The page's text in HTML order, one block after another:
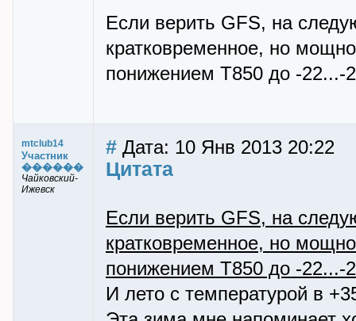
Если верить GFS, на
кратковременное, но
понижением Т850 до -22...-
mtclub14
Участник
������
Чайковский-
Ижевск
# Дата: 10 Янв 2013 20:22
Цитата
Если верить GFS, на
кратковременное, но
понижением Т850 до -22...-
И лето с температурой в